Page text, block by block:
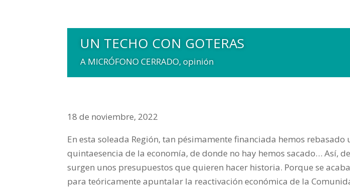
UN TECHO CON GOTERAS
A MICRÓFONO CERRADO, opinión
18 de noviembre, 2022
En esta soleada Región, tan pésimamente financiada hemos
quintaesencia de la economía, de donde no hay hemos sacado… Así,
surgen unos presupuestos que quieren hacer historia. Porque se
para teóricamente apuntalar la reactivación económica de la